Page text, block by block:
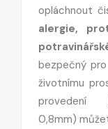
opláchnout
alergie,
bezpečný
životnímu
provedení
0,8mm)